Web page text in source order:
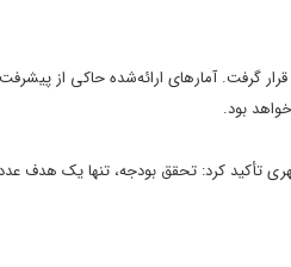
۱۴۰۴ شهرداری رشت مورد بررسی قرار گرفت. آمارهای
بود.
تأکید کرد: تحقق بودجه، تنها یک هدف